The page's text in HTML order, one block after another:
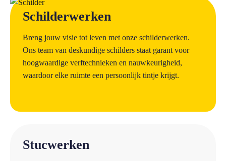
Schilderwerken
Breng jouw visie tot leven met onze schilderwerken.
Ons team van deskundige schilders staat garant voor
hoogwaardige verftechnieken en nauwkeurigheid,
waardoor elke ruimte een persoonlijk tintje krijgt.
a
Stucwerken